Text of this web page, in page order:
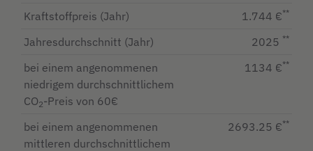
Kraftstoffpreis (Jahr) 1.744 €**
Jahresdurchschnitt (Jahr) 2025 **
bei einem angenommenen
niedrigem durchschnittlichem
CO2-Preis von 60€
1134 €**
bei einem angenommenen
mittleren durchschnittlichem
2693.25 €**